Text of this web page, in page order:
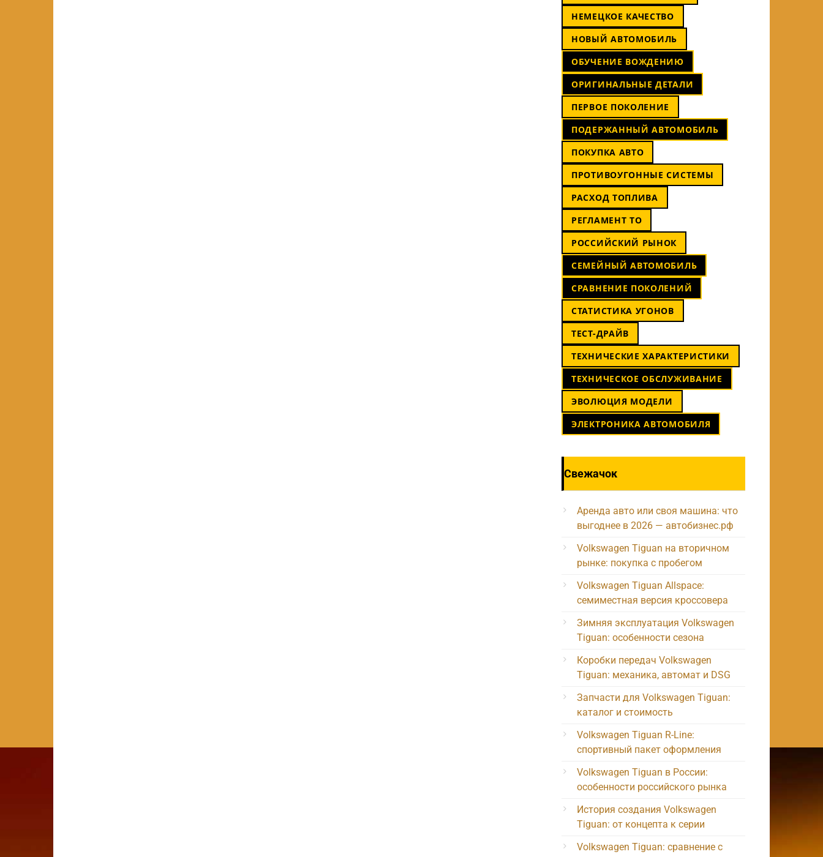
НЕМЕЦКОЕ КАЧЕСТВО
НОВЫЙ АВТОМОБИЛЬ
ОБУЧЕНИЕ ВОЖДЕНИЮ
ОРИГИНАЛЬНЫЕ ДЕТАЛИ
ПЕРВОЕ ПОКОЛЕНИЕ
ПОДЕРЖАННЫЙ АВТОМОБИЛЬ
ПОКУПКА АВТО
ПРОТИВОУГОННЫЕ СИСТЕМЫ
РАСХОД ТОПЛИВА
РЕГЛАМЕНТ ТО
РОССИЙСКИЙ РЫНОК
СЕМЕЙНЫЙ АВТОМОБИЛЬ
СРАВНЕНИЕ ПОКОЛЕНИЙ
СТАТИСТИКА УГОНОВ
ТЕСТ-ДРАЙВ
ТЕХНИЧЕСКИЕ ХАРАКТЕРИСТИКИ
ТЕХНИЧЕСКОЕ ОБСЛУЖИВАНИЕ
ЭВОЛЮЦИЯ МОДЕЛИ
ЭЛЕКТРОНИКА АВТОМОБИЛЯ
Свежачок
Аренда авто или своя машина: что
выгоднее в 2026 — автобизнес.рф
Volkswagen Tiguan на вторичном
рынке: покупка с пробегом
Volkswagen Tiguan Allspace:
семиместная версия кроссовера
Зимняя эксплуатация Volkswagen
Tiguan: особенности сезона
Коробки передач Volkswagen
Tiguan: механика, автомат и DSG
Запчасти для Volkswagen Tiguan:
каталог и стоимость
Volkswagen Tiguan R-Line:
спортивный пакет оформления
Volkswagen Tiguan в России:
особенности российского рынка
История создания Volkswagen
Tiguan: от концепта к серии
Volkswagen Tiguan: сравнение с